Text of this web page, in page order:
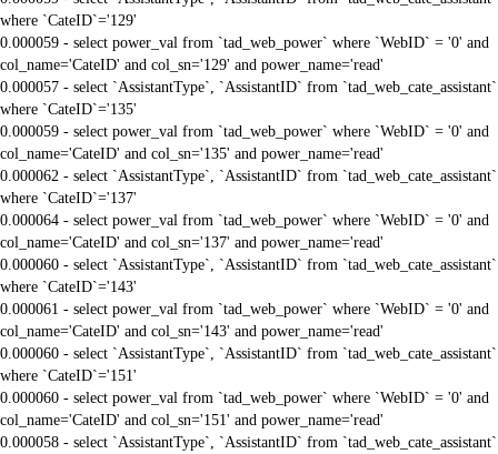
where `CateID`='129'
0.000059 - select power_val from `tad_web_power` where `WebID` = '0' and
col_name='CateID' and col_sn='129' and power_name='read'
0.000057 - select `AssistantType`, `AssistantID` from `tad_web_cate_assistant`
where `CateID`='135'
0.000059 - select power_val from `tad_web_power` where `WebID` = '0' and
col_name='CateID' and col_sn='135' and power_name='read'
0.000062 - select `AssistantType`, `AssistantID` from `tad_web_cate_assistant`
where `CateID`='137'
0.000064 - select power_val from `tad_web_power` where `WebID` = '0' and
col_name='CateID' and col_sn='137' and power_name='read'
0.000060 - select `AssistantType`, `AssistantID` from `tad_web_cate_assistant`
where `CateID`='143'
0.000061 - select power_val from `tad_web_power` where `WebID` = '0' and
col_name='CateID' and col_sn='143' and power_name='read'
0.000060 - select `AssistantType`, `AssistantID` from `tad_web_cate_assistant`
where `CateID`='151'
0.000060 - select power_val from `tad_web_power` where `WebID` = '0' and
col_name='CateID' and col_sn='151' and power_name='read'
0.000058 - select `AssistantType`, `AssistantID` from `tad_web_cate_assistant`